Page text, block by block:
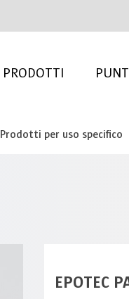
PRODOTTI
Prodotti per uso specifico
EPOTEC